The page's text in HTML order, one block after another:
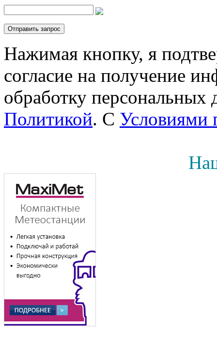
Нажимая кнопку, я
согласие на получение
обработку персональных
Политикой. С Условиями